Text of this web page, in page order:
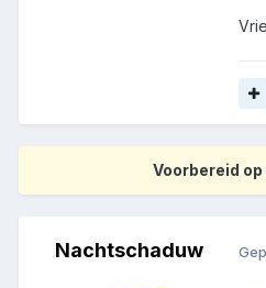
Voorbereid
Nachtschaduw